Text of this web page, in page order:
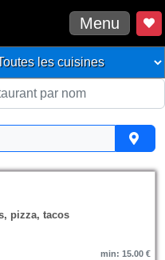
Menu
pizza, tacos
min: 15.00 €